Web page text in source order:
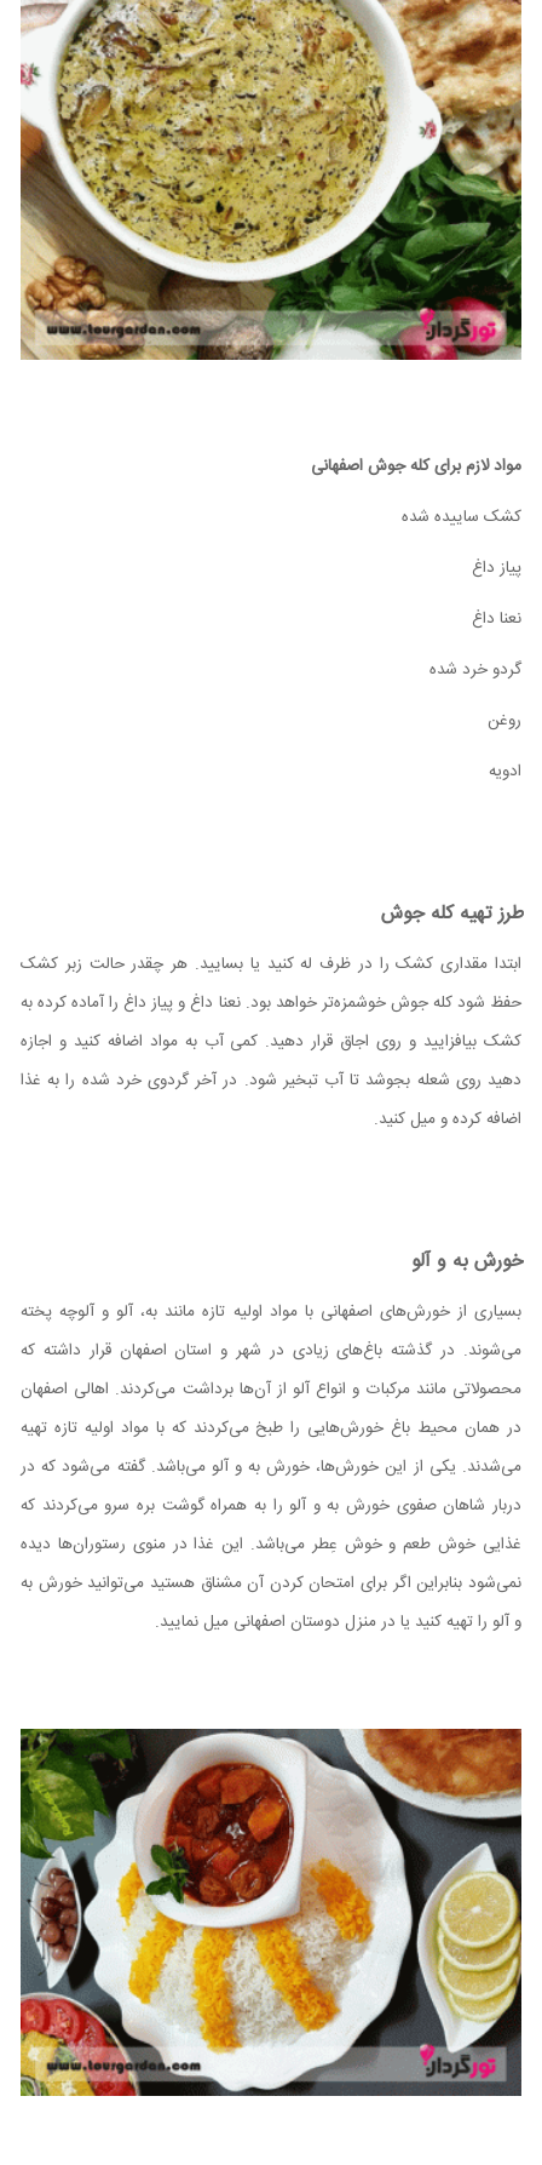
مواد لازم برای کله جوش اصفهانی
کشک ساییده شده
پیاز داغ
نعنا داغ
گردو خرد شده
روغن
ادویه‌
طرز تهیه کله جوش
ابتدا مقداری کشک را در ظرف له کنید یا بسایید. هر چقدر حالت زبر کشک
حفظ شود کله جوش خوشمزه‌تر خواهد بود. نعنا داغ و پیاز داغ را آماده کرده به
کشک بیافزایید و روی اجاق قرار دهید. کمی آب به مواد اضافه کنید و اجازه
دهید روی شعله بجوشد تا آب تبخیر شود. در آخر گردوی خرد شده را به غذا
اضافه کرده و میل کنید.
خورش به و آلو
بسیاری از خورش‌های اصفهانی با مواد اولیه تازه مانند به، آلو و آلوچه پخته
می‌شوند. در گذشته باغ‌های زیادی در شهر و استان اصفهان قرار داشته که
محصولاتی مانند مرکبات و انواع آلو از آن‌ها برداشت می‌کردند. اهالی اصفهان
در همان محیط باغ خورش‌هایی را طبخ می‌کردند که با مواد اولیه تازه تهیه
می‌شدند. یکی از این خورش‌ها، خورش به و آلو می‌باشد. گفته می‌شود که در
دربار شاهان صفوی خورش به و آلو را به همراه گوشت بره سرو می‌کردند که
غذایی خوش طعم و خوش عِطر می‌باشد. این غذا در منوی رستوران‌ها دیده
نمی‌شود بنابراین اگر برای امتحان کردن آن مشناق هستید می‌توانید خورش به
و آلو را تهیه کنید یا در منزل دوستان اصفهانی میل نمایید.